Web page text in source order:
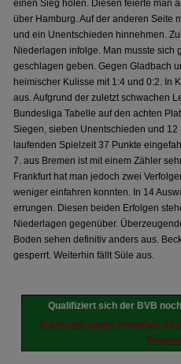
einen Sieg holen. Diesen feierte man
über Hamburg. Auf der anderen Seite
und ein Unentschieden hinnehmen.
Niederlagen infolge. Man musste sich
geschlagen geben. Gegen Gladbach
heimischer Kulisse mit 1:4 und 0:2. In
aus. Aufgrund der zuletzt schwachen
Bundesliga Tabelle auf den achten
Siegen, sieben Unentschieden und
laufenden Spielzeit 37 Punkte
7. aus Bremen ist mit einem Zähler
Frankfurt hat man jedoch zwei
weniger einfahren konnten. In 14
errungen. Diesen beiden Erfolgen
Niederlagen gegenüber.
Boden sehen definitiv anders aus.
gesperrt. Weiterhin fällt Süle aus.
Qualifiziert sich der BVB
Dortmund gegen Frankfurt,